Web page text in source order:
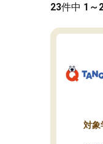
23件中 1～
対象